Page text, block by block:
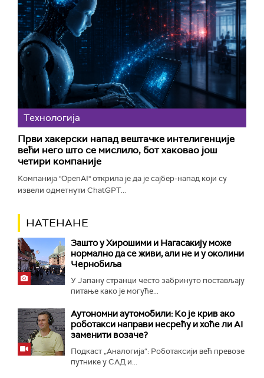
Технологијa
Први хакерски напад вештачке интелигенције
већи него што се мислило, бот хаковао још
четири компаније
Компанија "OpenAI" открила је да је сајбер-напад који су
извели одметнути ChatGPT...
НАТЕНАНЕ
Зашто у Хирошими и Нагасакију може
нормално да се живи, али не и у околини
Чернобиља
У Јапану странци често забринуто постављају
питање како је могуће...
Аутономни аутомобили: Ко је крив ако
роботакси направи несрећу и хоће ли AI
заменити возаче?
Подкаст „Аналогија“: Роботаксији већ превозе
путнике у САД и...